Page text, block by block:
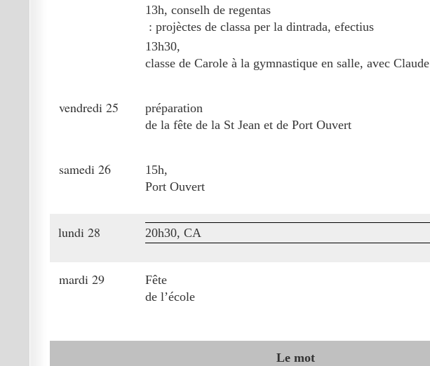
13h, conselh de regentas
: projèctes de classa per la dintrada, efectius
13h30,
classe de Carole à la gymnastique en salle, avec Claude
vendredi 25
préparation
de la fête de la St Jean et de Port Ouvert
samedi 26
15h,
Port Ouvert
lundi 28 20h30, CA
mardi 29
Fête
de l’école
Le mot